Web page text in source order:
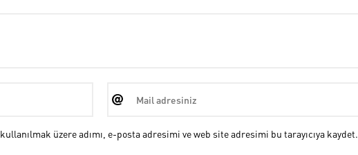
üzere adımı, e-posta adresimi ve web site adresimi bu tarayıcıya kaydet.